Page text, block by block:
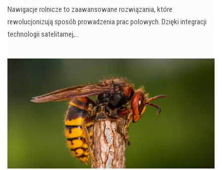
Nawigacje rolnicze to zaawansowane rozwiązania, które
rewolucjonizują sposób prowadzenia prac polowych. Dzięki integracji
technologii satelitarnej,…